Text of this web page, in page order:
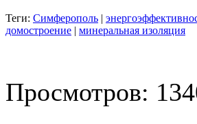
Теги: Симферополь |
домостроение | минеральная изоляция
Просмотров: